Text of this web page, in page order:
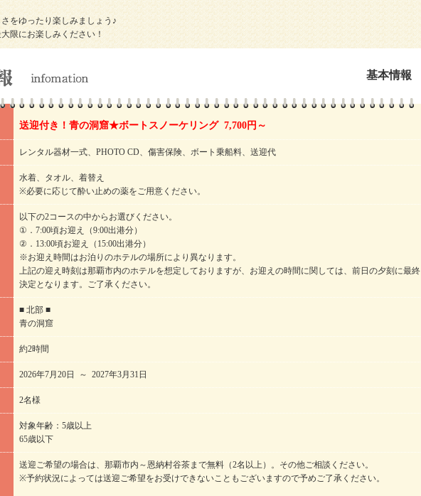
をゆったり楽しみましょう♪
限にお楽しみください！
基本情報
送迎付き！青の洞窟★ボートスノーケリング 7,700円～
レンタル器材一式、PHOTO CD、傷害保険、ボート乗船料、送迎代
水着、タオル、着替え
※必要に応じて酔い止めの薬をご用意ください。
以下の2コースの中からお選びください。
①．7:00頃お迎え（9:00出港分）
②．13:00頃お迎え（15:00出港分）
※お迎え時間はお泊りのホテルの場所により異なります。
上記の迎え時刻は那覇市内のホテルを想定しておりますが、お迎えの時間に関しては、前日の夕刻に最終
決定となります。ご了承ください。
■ 北部 ■
青の洞窟
約2時間
2026年7月20日 ～ 2027年3月31日
2名様
対象年齢：5歳以上
65歳以下
送迎ご希望の場合は、那覇市内～恩納村谷茶まで無料（2名以上）。その他ご相談ください。
※予約状況によっては送迎ご希望をお受けできないこともございますので予めご了承ください。